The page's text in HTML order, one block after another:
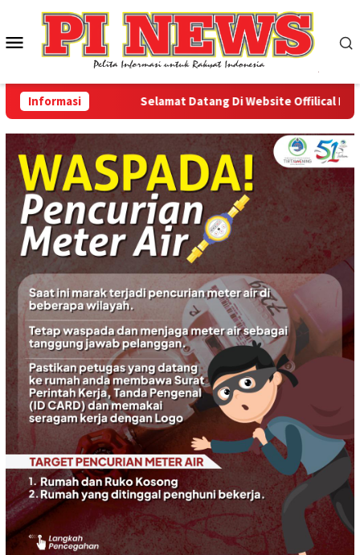
konten
Menu
Mobile
Informasi Selamat Datang Di Website Offilical PI-